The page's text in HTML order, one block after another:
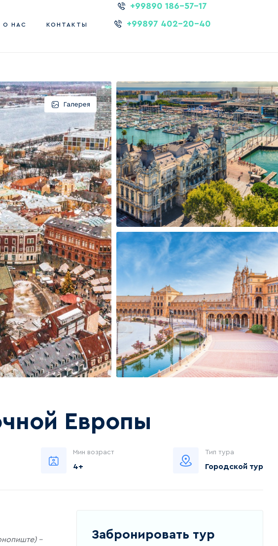
О НАС КОНТАКТЫ
+99890 186-57-17
+99897 402-20-40
Галерея
Европы
Мин возраст
4+
Тип тура
Городской тур
–
Забронировать тур